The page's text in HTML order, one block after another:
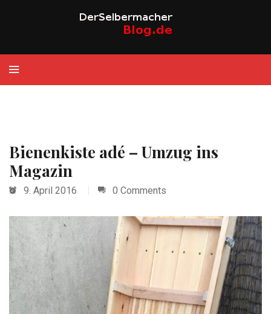
Bienenkiste adé – Umzug ins
Magazin
9. April 2016 0 Comments